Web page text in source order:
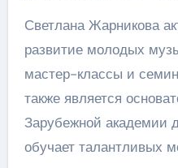
Светлана Жарникова
развитие молодых
мастер-классы и
также является
Зарубежной академии
обучает талантливых